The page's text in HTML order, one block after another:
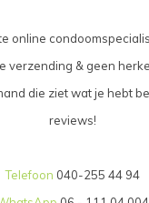
online
verzending & geen
die ziet wat je hebt
reviews!
Telefoon 040-255 44 94